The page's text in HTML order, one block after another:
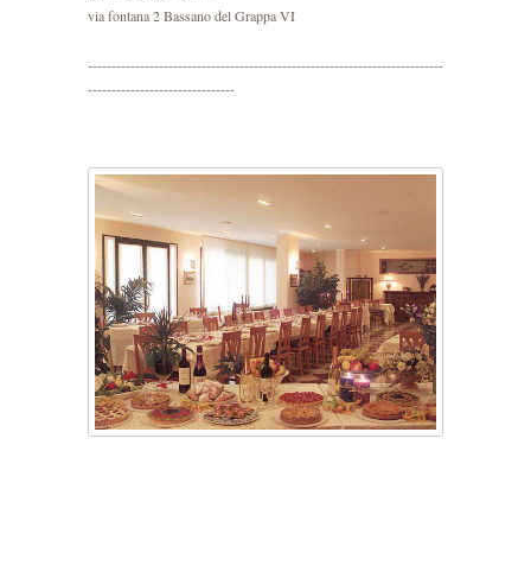
via fontana 2 Bassano del Grappa VI
---------------------------------------------------------------------------
-------------------------------